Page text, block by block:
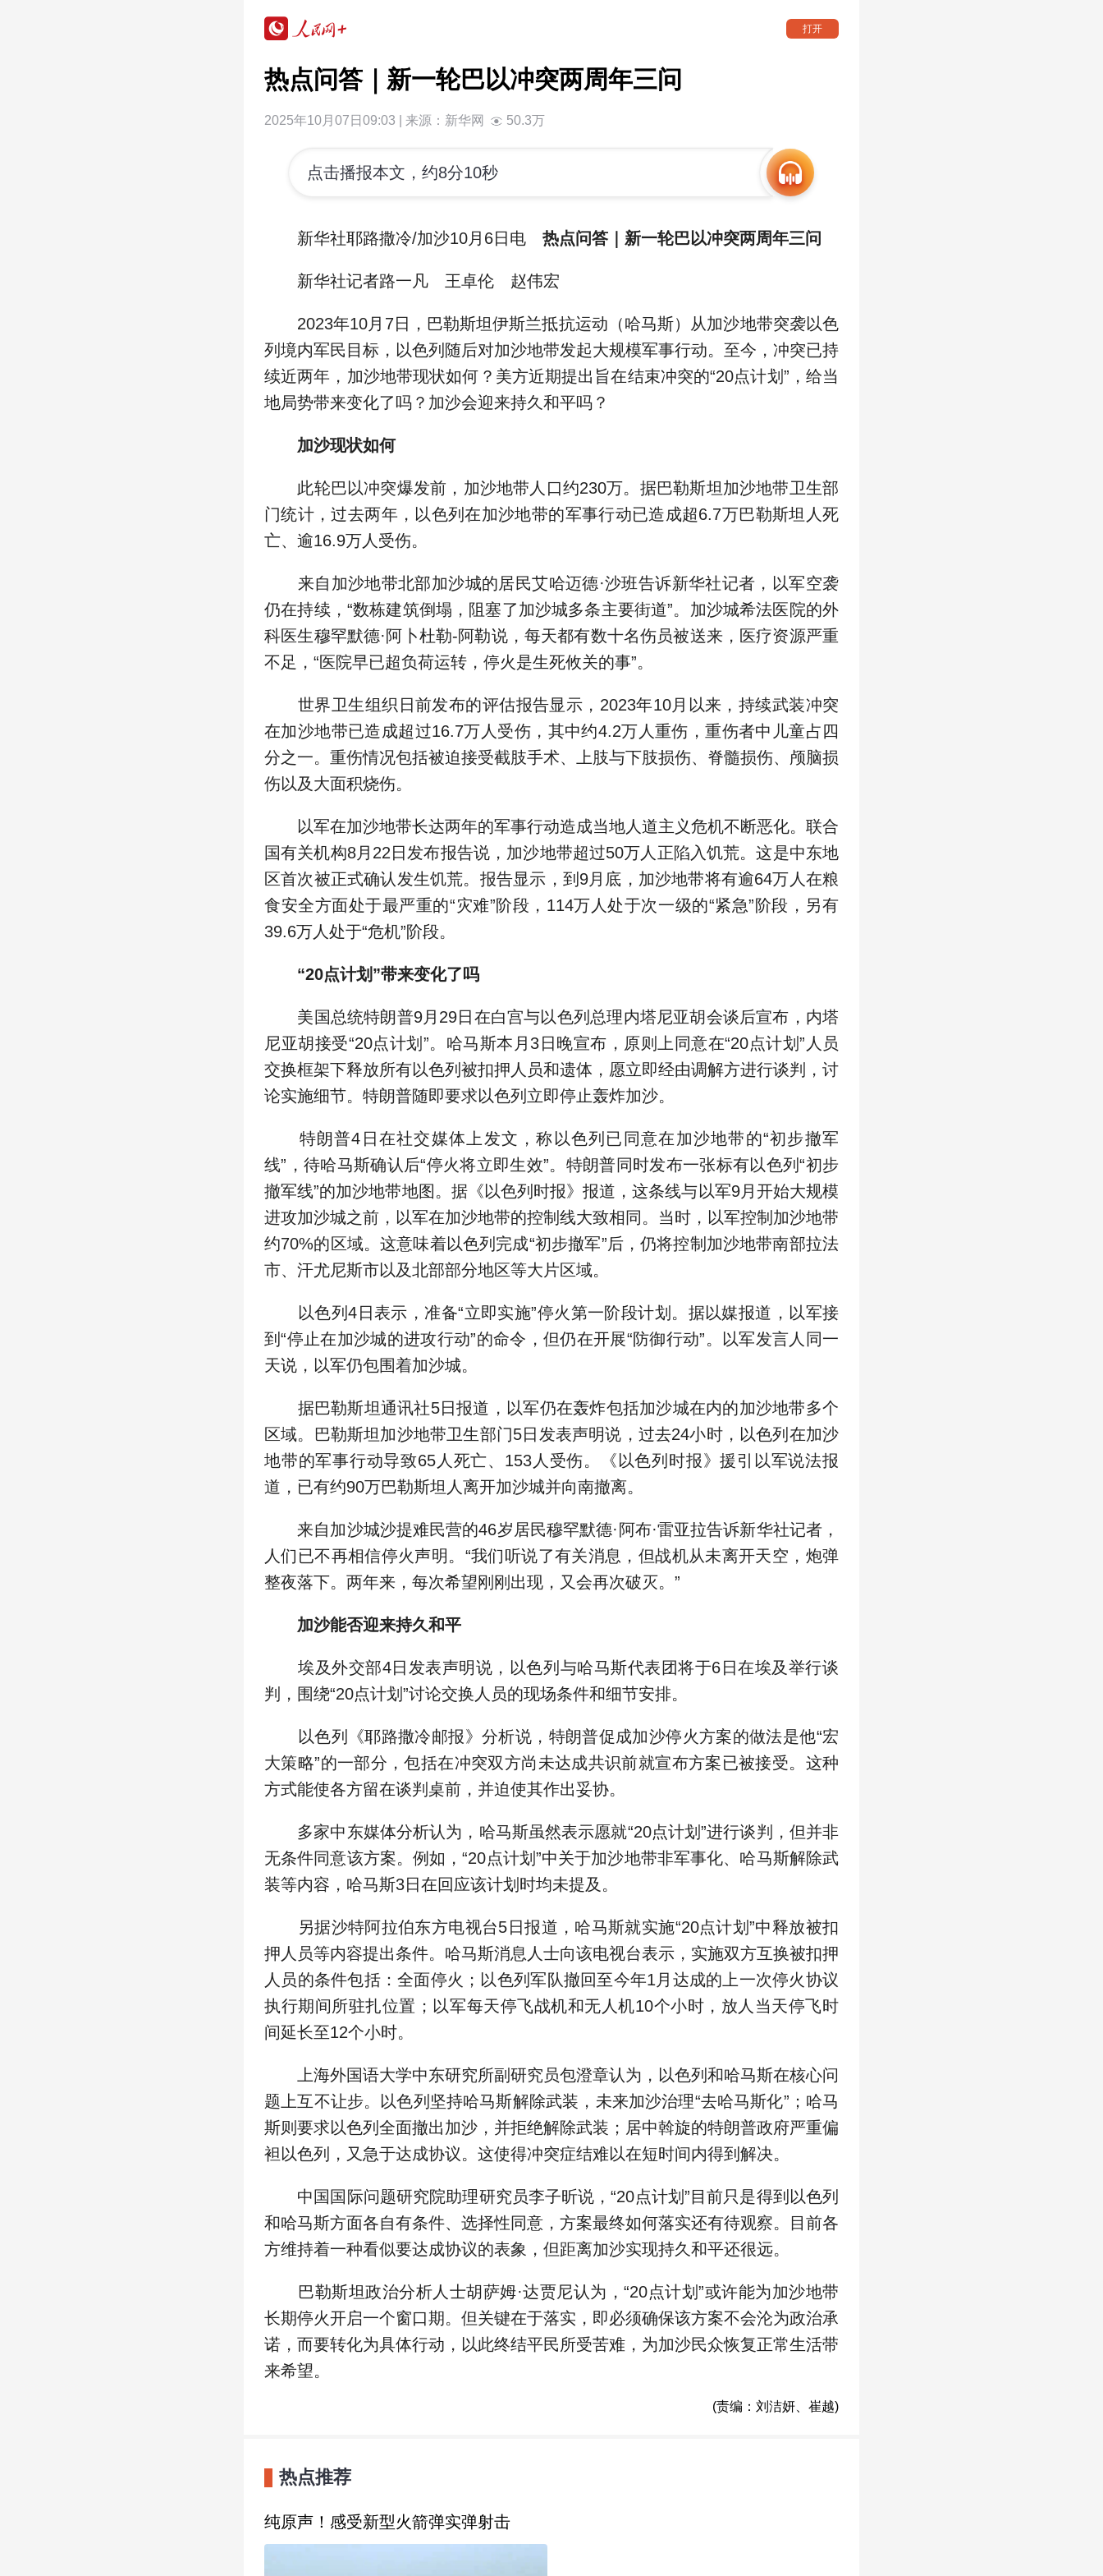
打开
热点问答｜新一轮巴以冲突两周年三问
2025年10月07日09:03 | 来源： 新华网 50.3万
点击播报本文，约8分10秒
新华社耶路撒冷/加沙10月6日电 热点问答｜新一轮巴以冲突两周年三问
新华社记者路一凡 王卓伦 赵伟宏
2023年10月7日，巴勒斯坦伊斯兰抵抗运动（哈马斯）从加沙地带突袭以色
列境内军民目标，以色列随后对加沙地带发起大规模军事行动。至今，冲突已持
续近两年，加沙地带现状如何？美方近期提出旨在结束冲突的“20点计划”，给当
地局势带来变化了吗？加沙会迎来持久和平吗？
加沙现状如何
此轮巴以冲突爆发前，加沙地带人口约230万。据巴勒斯坦加沙地带卫生部
门统计，过去两年，以色列在加沙地带的军事行动已造成超6.7万巴勒斯坦人死
亡、逾16.9万人受伤。
来自加沙地带北部加沙城的居民艾哈迈德·沙班告诉新华社记者，以军空袭
仍在持续，“数栋建筑倒塌，阻塞了加沙城多条主要街道”。加沙城希法医院的外
科医生穆罕默德·阿卜杜勒-阿勒说，每天都有数十名伤员被送来，医疗资源严重
不足，“医院早已超负荷运转，停火是生死攸关的事”。
世界卫生组织日前发布的评估报告显示，2023年10月以来，持续武装冲突
在加沙地带已造成超过16.7万人受伤，其中约4.2万人重伤，重伤者中儿童占四
分之一。重伤情况包括被迫接受截肢手术、上肢与下肢损伤、脊髓损伤、颅脑损
伤以及大面积烧伤。
以军在加沙地带长达两年的军事行动造成当地人道主义危机不断恶化。联合
国有关机构8月22日发布报告说，加沙地带超过50万人正陷入饥荒。这是中东地
区首次被正式确认发生饥荒。报告显示，到9月底，加沙地带将有逾64万人在粮
食安全方面处于最严重的“灾难”阶段，114万人处于次一级的“紧急”阶段，另有
39.6万人处于“危机”阶段。
“20点计划”带来变化了吗
美国总统特朗普9月29日在白宫与以色列总理内塔尼亚胡会谈后宣布，内塔
尼亚胡接受“20点计划”。哈马斯本月3日晚宣布，原则上同意在“20点计划”人员
交换框架下释放所有以色列被扣押人员和遗体，愿立即经由调解方进行谈判，讨
论实施细节。特朗普随即要求以色列立即停止轰炸加沙。
特朗普4日在社交媒体上发文，称以色列已同意在加沙地带的“初步撤军
线”，待哈马斯确认后“停火将立即生效”。特朗普同时发布一张标有以色列“初步
撤军线”的加沙地带地图。据《以色列时报》报道，这条线与以军9月开始大规模
进攻加沙城之前，以军在加沙地带的控制线大致相同。当时，以军控制加沙地带
约70%的区域。这意味着以色列完成“初步撤军”后，仍将控制加沙地带南部拉法
市、汗尤尼斯市以及北部部分地区等大片区域。
以色列4日表示，准备“立即实施”停火第一阶段计划。据以媒报道，以军接
到“停止在加沙城的进攻行动”的命令，但仍在开展“防御行动”。以军发言人同一
天说，以军仍包围着加沙城。
据巴勒斯坦通讯社5日报道，以军仍在轰炸包括加沙城在内的加沙地带多个
区域。巴勒斯坦加沙地带卫生部门5日发表声明说，过去24小时，以色列在加沙
地带的军事行动导致65人死亡、153人受伤。《以色列时报》援引以军说法报
道，已有约90万巴勒斯坦人离开加沙城并向南撤离。
来自加沙城沙提难民营的46岁居民穆罕默德·阿布·雷亚拉告诉新华社记者，
人们已不再相信停火声明。“我们听说了有关消息，但战机从未离开天空，炮弹
整夜落下。两年来，每次希望刚刚出现，又会再次破灭。”
加沙能否迎来持久和平
埃及外交部4日发表声明说，以色列与哈马斯代表团将于6日在埃及举行谈
判，围绕“20点计划”讨论交换人员的现场条件和细节安排。
以色列《耶路撒冷邮报》分析说，特朗普促成加沙停火方案的做法是他“宏
大策略”的一部分，包括在冲突双方尚未达成共识前就宣布方案已被接受。这种
方式能使各方留在谈判桌前，并迫使其作出妥协。
多家中东媒体分析认为，哈马斯虽然表示愿就“20点计划”进行谈判，但并非
无条件同意该方案。例如，“20点计划”中关于加沙地带非军事化、哈马斯解除武
装等内容，哈马斯3日在回应该计划时均未提及。
另据沙特阿拉伯东方电视台5日报道，哈马斯就实施“20点计划”中释放被扣
押人员等内容提出条件。哈马斯消息人士向该电视台表示，实施双方互换被扣押
人员的条件包括：全面停火；以色列军队撤回至今年1月达成的上一次停火协议
执行期间所驻扎位置；以军每天停飞战机和无人机10个小时，放人当天停飞时
间延长至12个小时。
上海外国语大学中东研究所副研究员包澄章认为，以色列和哈马斯在核心问
题上互不让步。以色列坚持哈马斯解除武装，未来加沙治理“去哈马斯化”；哈马
斯则要求以色列全面撤出加沙，并拒绝解除武装；居中斡旋的特朗普政府严重偏
袒以色列，又急于达成协议。这使得冲突症结难以在短时间内得到解决。
中国国际问题研究院助理研究员李子昕说，“20点计划”目前只是得到以色列
和哈马斯方面各自有条件、选择性同意，方案最终如何落实还有待观察。目前各
方维持着一种看似要达成协议的表象，但距离加沙实现持久和平还很远。
巴勒斯坦政治分析人士胡萨姆·达贾尼认为，“20点计划”或许能为加沙地带
长期停火开启一个窗口期。但关键在于落实，即必须确保该方案不会沦为政治承
诺，而要转化为具体行动，以此终结平民所受苦难，为加沙民众恢复正常生活带
来希望。
(责编：刘洁妍、崔越)
热点推荐
纯原声！感受新型火箭弹实弹射击